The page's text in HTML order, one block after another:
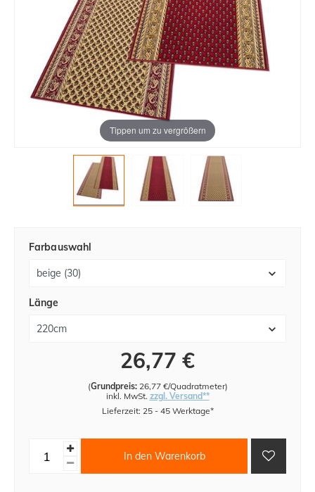
Tippen um zu vergrößern
Farbauswahl
Länge
26,77 €
(Grundpreis: 26,77 €/Quadratmeter)
inkl. MwSt. zzgl. Versand**
Lieferzeit: 25 - 45 Werktage*
In den Warenkorb